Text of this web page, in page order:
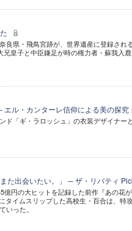
良県・飛鳥宮跡が、世界遺産に登録される
兄皇子と中臣鎌足が時の権力者・蘇我入
エル・カンターレ信仰による美の探
ド「ギ・ラロッシュ」の衣装デザイナー
た出会いたい。」 ─ ザ・リバティ
億円の大ヒットを記録した前作『あの花
タイムスリップした高校生・百合は、特
いった。